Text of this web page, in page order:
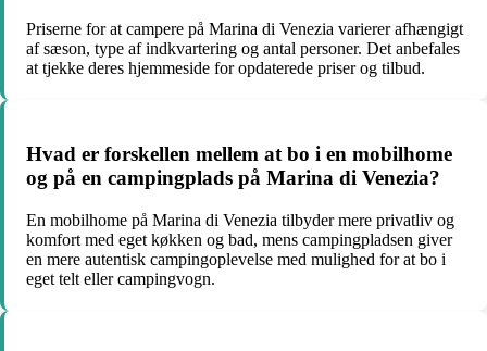
Priserne for at campere på Marina di Venezia varierer afhængigt
af sæson, type af indkvartering og antal personer. Det anbefales
at tjekke deres hjemmeside for opdaterede priser og tilbud.
Hvad er forskellen mellem at bo i en mobilhome
og på en campingplads på Marina di Venezia?
En mobilhome på Marina di Venezia tilbyder mere privatliv og
komfort med eget køkken og bad, mens campingpladsen giver
en mere autentisk campingoplevelse med mulighed for at bo i
eget telt eller campingvogn.